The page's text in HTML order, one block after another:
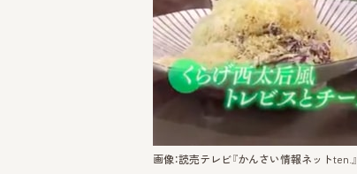
画像：読売テレビ『かんさい情報ネットten.』